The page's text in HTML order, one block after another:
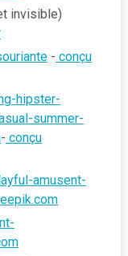
invisible)
- conçu
hipster-
summer-
- conçu
amusent-